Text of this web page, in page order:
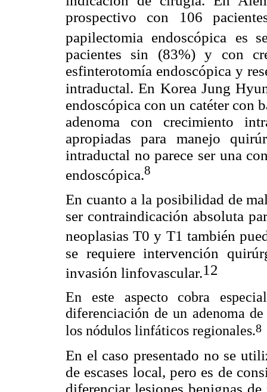
prospectivo con 106
papilectomia endoscópica es
pacientes sin (83%) y con
esfinterotomía endoscópica y
intraductal. En Korea Jung
endoscópica con un catéter con
adenoma con crecimiento
apropiadas para manejo
intraductal no parece ser una
endoscópica.8
En cuanto a la posibilidad de
ser contraindicación absoluta
neoplasias T0 y T1 también
se requiere intervención
invasión linfovascular.12
En este aspecto cobra
diferenciación de un adenoma
los nódulos linfáticos regionales.8
En el caso presentado no se
de escases local, pero es de
diferenciar lesiones benignas